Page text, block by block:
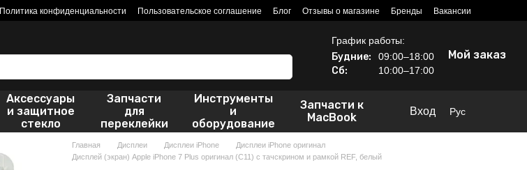
Политика конфиденциальности Пользовательское соглашение Блог Отзывы о магазине Бренды Вакансии
График работы:
Будние: 09:00–18:00
Сб: 10:00–17:00
Мой заказ
Аксессуары
и защитное
стекло
Запчасти
для
переклейки
Инструменты
и
оборудование
Запчасти к
MacBook
Вход Рус
Главная Дисплеи Дисплеи iPhone
Дисплеи iPhone оригинал
Дисплей (экран) Apple iPhone 7 Plus оригинал (C11) с тачскрином и рамкой REF, белый